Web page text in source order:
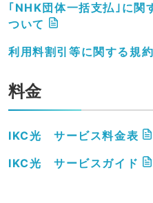
｢NHK団体一括支払｣に関
ついて
利用料割引等に関する規約
料金
IKC光 サービス料金表
IKC光 サービスガイド